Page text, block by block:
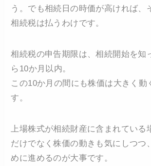
う。でも相続日の時価が高ければ、
相続税は払うわけです。
相続税の申告期限は、相続開始を知
ら10か月以内。
この10か月の間にも株価は大きく動
す。
上場株式が相続財産に含まれている
だけでなく株価の動きも気にしつつ
めに進めるのが大事です。